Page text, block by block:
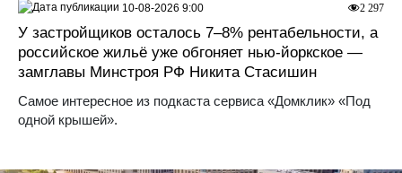
У застройщиков осталось 7–8% рентабельности, а
российское жильё уже обгоняет нью-йоркское —
замглавы Минстроя РФ Никита Стасишин
Самое интересное из подкаста сервиса «Домклик» «Под
одной крышей».
2 297
10-08-2026 9:00